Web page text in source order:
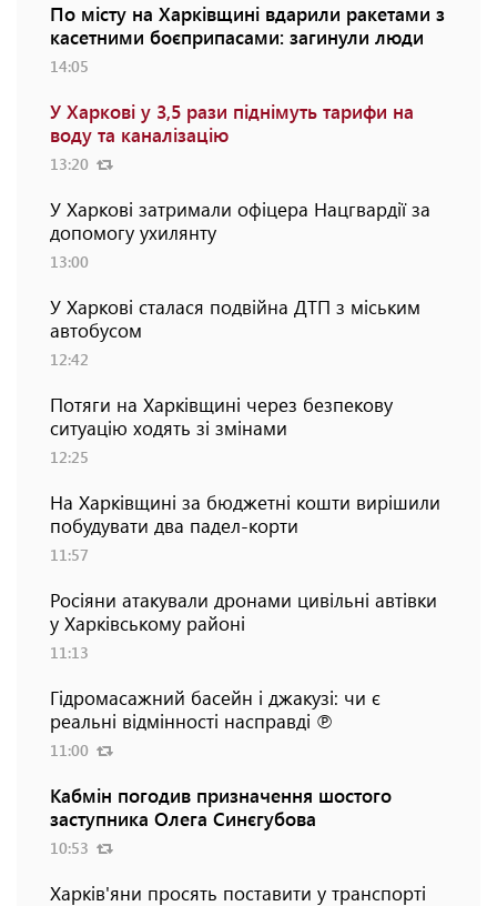
По місту на Харківщині вдарили ракетами з
касетними боєприпасами: загинули люди
14:05
У Харкові у 3,5 рази піднімуть тарифи на
воду та каналізацію
13:20
У Харкові затримали офіцера Нацгвардії за
допомогу ухилянту
13:00
У Харкові сталася подвійна ДТП з міським
автобусом
12:42
Потяги на Харківщині через безпекову
ситуацію ходять зі змінами
12:25
На Харківщині за бюджетні кошти вирішили
побудувати два падел-корти
11:57
Росіяни атакували дронами цивільні автівки
у Харківському районі
11:13
Гідромасажний басейн і джакузі: чи є
реальні відмінності насправді ℗
11:00
Кабмін погодив призначення шостого
заступника Олега Синєгубова
10:53
Харків'яни просять поставити у транспорті